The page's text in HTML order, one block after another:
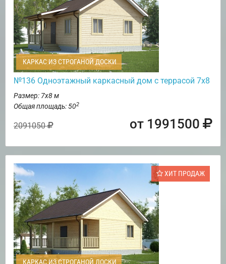
КАРКАС ИЗ СТРОГАНОЙ ДОСКИ
№136 Одноэтажный каркасный дом с террасой 7х8
Размер: 7х8 м
Общая площадь: 502
2091050 от 1991500
ХИТ ПРОДАЖ
КАРКАС ИЗ СТРОГАНОЙ ДОСКИ